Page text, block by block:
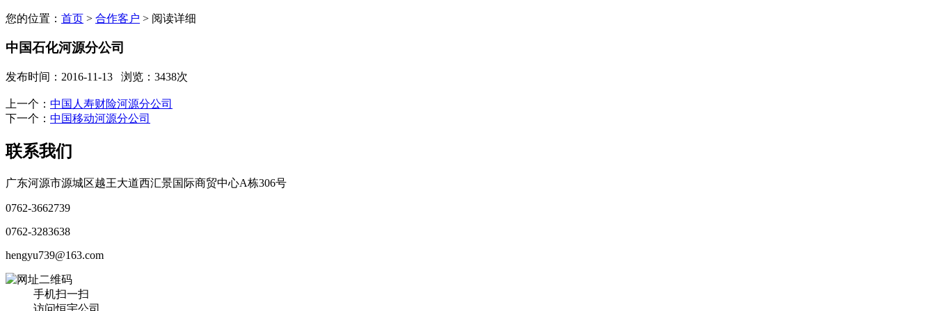
您的位置： 首页 > 合作客户 > 阅读详细
中国石化河源分公司
发布时间：2016-11-13 浏览：3438次
上一个： 中国人寿财险河源分公司
下一个： 中国移动河源分公司
联系我们
广东河源市源城区越王大道西汇景国际商贸中心A栋306号
0762-3662739
0762-3283638
hengyu739@163.com
手机扫一扫
访问恒宇公司